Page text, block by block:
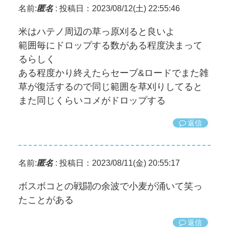
名前:匿名: 投稿日：2023/08/12(土) 22:55:46
米はハテノ周辺の草っ原刈ると良いよ
範囲毎にドロップする数がある程度決まって
るらしく
ある程度かり終えたらセーブ&ロードでまた雑
草が復活するので同じ範囲を草刈りしてると
また同じくらいコメがドロップする
返信
名前:匿名: 投稿日：2023/08/11(金) 20:55:17
ボスボコとの戦闘の余波で小麦が涌いて笑っ
たことがある
返信